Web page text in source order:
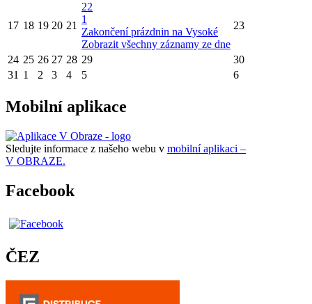
17 18 19 20 21
22
1
Zakončení prázdnin na Vysoké
Zobrazit všechny záznamy ze dne
23
24 25 26 27 28 29
30
31 1 2 3 4 5 6
Mobilní aplikace
Sledujte informace z našeho webu v mobilní aplikaci –
V OBRAZE.
Facebook
ČEZ